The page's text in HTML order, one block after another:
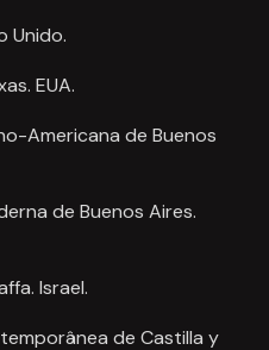
Unido.
EUA.
Americana de Buenos
de Buenos Aires.
Israel.
de Castilla y